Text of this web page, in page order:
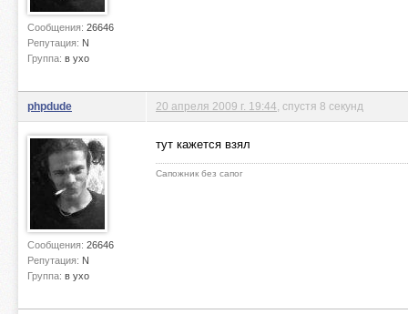
Сообщения: 26646
Репутация: N
Группа: в ухо
phpdude
Сообщения: 26646
Репутация: N
Группа: в ухо
20 апреля 2009 г. 19:44 , спустя 8 секунд
тут кажется взял
Сапожник без сапог